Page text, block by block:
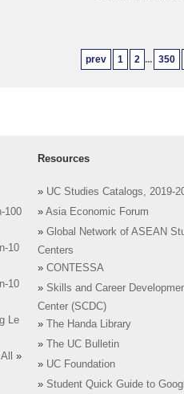
prev 1 2 ... 350
100
10
10
Le
»
Resources
» UC Studies Catalogs, 2019-
» Asia Economic Forum
» Global Network of ASEAN
Centers
» CONTESSA
» Skills and Career
Center (SCDC)
»
The Handa Library
»
The UC Bulletin
» UC Foundation
» Student Quick Guide to